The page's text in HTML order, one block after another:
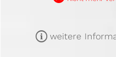
m weitere